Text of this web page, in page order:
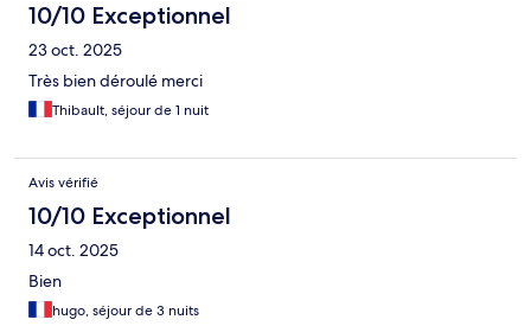
10/10 Exceptionnel
23 oct. 2025
Très bien déroulé merci
Thibault, séjour de 1 nuit
Avis vérifié
10/10 Exceptionnel
14 oct. 2025
Bien
hugo, séjour de 3 nuits